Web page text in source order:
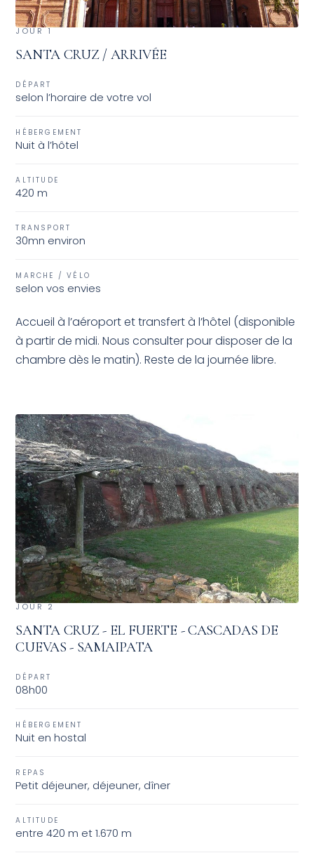
JOUR 1
SANTA CRUZ / ARRIVÉE
DÉPART
selon l’horaire de votre vol
HÉBERGEMENT
Nuit à l’hôtel
ALTITUDE
420 m
TRANSPORT
30mn environ
MARCHE / VÉLO
selon vos envies
Accueil à l’aéroport et transfert à l’hôtel (disponible
à partir de midi. Nous consulter pour disposer de la
chambre dès le matin). Reste de la journée libre.
JOUR 2
SANTA CRUZ - EL FUERTE - CASCADAS DE
CUEVAS - SAMAIPATA
DÉPART
08h00
HÉBERGEMENT
Nuit en hostal
REPAS
Petit déjeuner, déjeuner, dîner
ALTITUDE
entre 420 m et 1.670 m